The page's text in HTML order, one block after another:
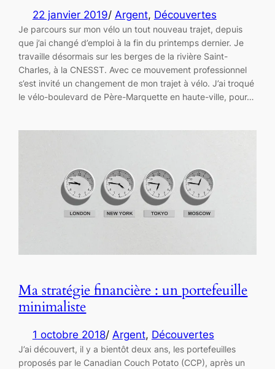
22 janvier 2019/ Argent, Découvertes
Je parcours sur mon vélo un tout nouveau trajet, depuis
que j’ai changé d’emploi à la fin du printemps dernier. Je
travaille désormais sur les berges de la rivière Saint-
Charles, à la CNESST. Avec ce mouvement professionnel
s’est invité un changement de mon trajet à vélo. J’ai troqué
le vélo-boulevard de Père-Marquette en haute-ville, pour…
Ma stratégie financière : un portefeuille
minimaliste
1 octobre 2018/ Argent, Découvertes
J’ai découvert, il y a bientôt deux ans, les portefeuilles
proposés par le Canadian Couch Potato (CCP), après un